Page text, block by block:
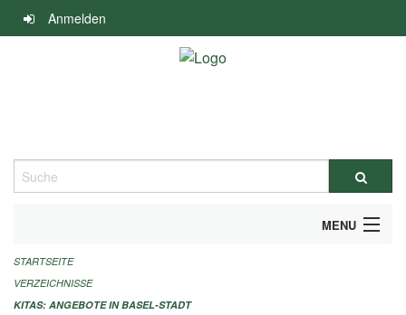
Navigation
überspringen
Anmelden
Suche
MENU
ALLGEMEINE INFORMATIONEN
IMPRESSUM
STARTSEITE
VERZEICHNISSE
KITAS: ANGEBOTE IN BASEL-STADT